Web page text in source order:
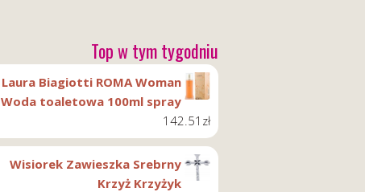
Top w tym tygodniu
Laura Biagiotti ROMA Woman
Woda toaletowa 100ml spray
142.51 zł
Wisiorek Zawieszka Srebrny
Krzyż Krzyżyk